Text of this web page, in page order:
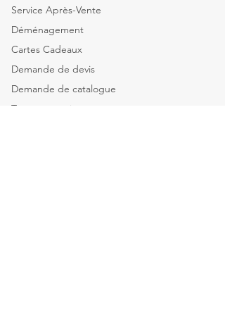
Service Après-Vente
Déménagement
Cartes Cadeaux
Demande de devis
Demande de catalogue
Tous nos services